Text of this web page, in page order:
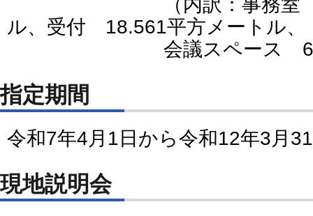
（内訳：事務室
ル、受付 18.561平方メートル、
会議スペース 69.827
指定期間
令和7年4月1日から令和12年3月
現地説明会